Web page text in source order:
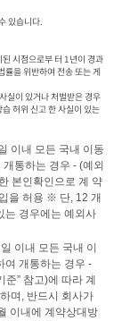
있습니다.
률을 위반하여 전송 또는 게
이내 모든 국내 이동
개통하는 경우 - (예외
본인확인으로 계 약
을 허용 ※ 단, 12 개
는 경우에는 예외사
일 이내 모든 국내 이
여 개통하는 경우 -
준” 참고)에 따라 계
며 , 반드시 회사가
이내에 계약상대방